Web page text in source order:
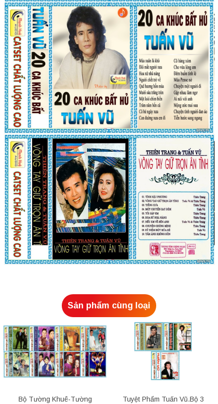
Sản phẩm cùng loại
Bộ Tường Khuê-Tường
Tuyệt Phẩm Tuấn Vũ.Bộ 3